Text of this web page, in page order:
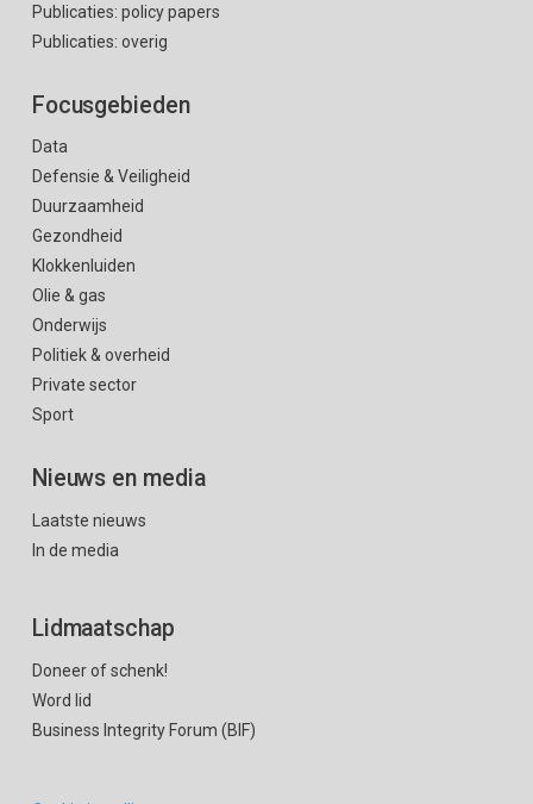
Publicaties: policy papers
Publicaties: overig
Focusgebieden
Data
Defensie & Veiligheid
Duurzaamheid
Gezondheid
Klokkenluiden
Olie & gas
Onderwijs
Politiek & overheid
Private sector
Sport
Nieuws en media
Laatste nieuws
In de media
Lidmaatschap
Doneer of schenk!
Word lid
Business Integrity Forum (BIF)